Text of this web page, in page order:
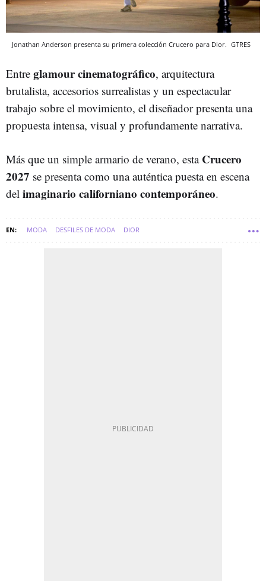
Jonathan Anderson presenta su primera colección Crucero para Dior. GTRES
Entre glamour cinematográfico, arquitectura
brutalista, accesorios surrealistas y un espectacular
trabajo sobre el movimiento, el diseñador presenta una
propuesta intensa, visual y profundamente narrativa.
Más que un simple armario de verano, estaCrucero
2027 se presenta como una auténtica puesta en escena
del imaginario californiano contemporáneo.
MODA DESFILES DE MODA DIOR